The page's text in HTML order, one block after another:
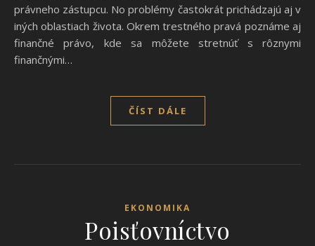
právneho zástupcu. No problémy častokrát prichádzajú aj v
iných oblastiach života. Okrem trestného pravá poznáme aj
finančné právo, kde sa môžete stretnúť s rôznymi
finančnými…
ČÍST DÁLE
EKONOMIKA
Poisťovníctvo